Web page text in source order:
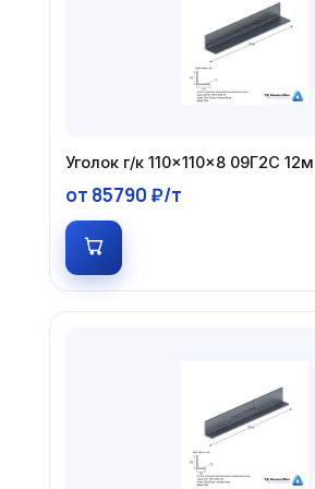
Уголок г/к 110×110×8 09Г2С 12м
от 85790 ₽/т